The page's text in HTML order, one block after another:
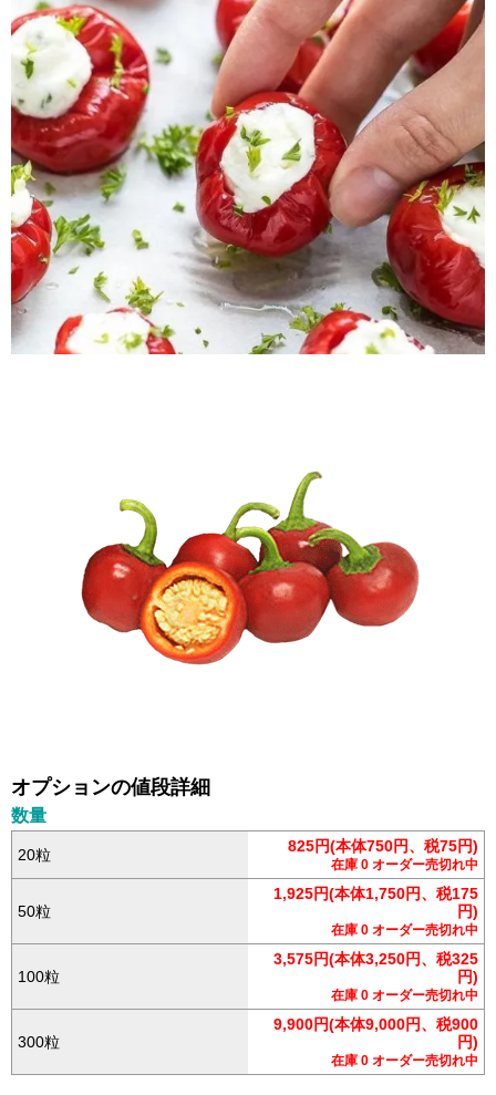
オプションの値段詳細
数量
20粒 825円(本体750円、税75円)
在庫 0 オーダー売切れ中
50粒
1,925円(本体1,750円、税175
円)
在庫 0 オーダー売切れ中
100粒
3,575円(本体3,250円、税325
円)
在庫 0 オーダー売切れ中
300粒
9,900円(本体9,000円、税900
円)
在庫 0 オーダー売切れ中